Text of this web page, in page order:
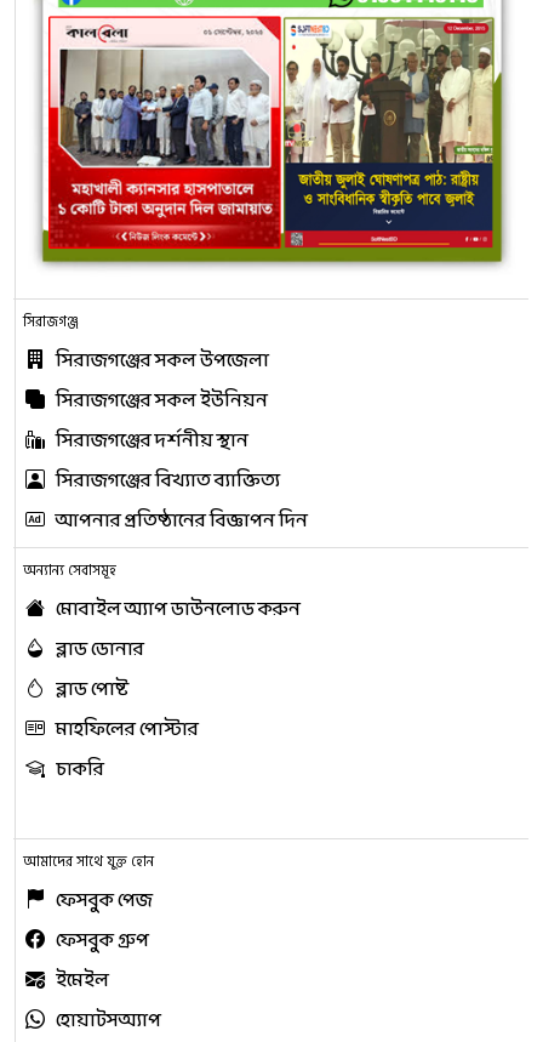
সিরাজগঞ্জ
সিরাজগঞ্জের সকল উপজেলা
সিরাজগঞ্জের সকল ইউনিয়ন
সিরাজগঞ্জের দর্শনীয় স্থান
সিরাজগঞ্জের বিখ্যাত ব্যাক্তিত্য
আপনার প্রতিষ্ঠানের বিজ্ঞাপন দিন
অন্যান্য সেবাসমূহ
মোবাইল অ্যাপ ডাউনলোড করুন
ব্লাড ডোনার
ব্লাড পোষ্ট
মাহফিলের পোস্টার
চাকরি
আমাদের সাথে যুক্ত হোন
ফেসবুক পেজ
ফেসবুক গ্রুপ
ইমেইল
হোয়াটসঅ্যাপ